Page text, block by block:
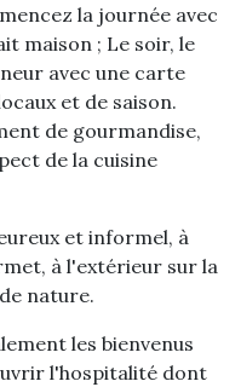
la journée avec
maison ; Le soir, le
avec une carte
et de saison.
de gourmandise,
de la cuisine
et informel, à
à l'extérieur sur la
nature.
les bienvenus
l'hospitalité dont